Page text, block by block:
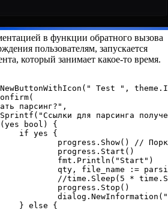
в функции обратного вызова
пользователям, запускается
который занимает какое-то время.
Test ",